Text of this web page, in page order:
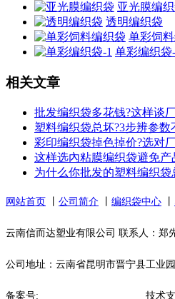
亚光膜编
透明编织袋
单彩饲
单彩编织袋
相关文章
批发编织袋多花钱?这样谈
塑料编织袋总坏?3步辨参数
彩印编织袋掉色掉价?选对
这样选內粘膜编织袋避免产
为什么你批发的塑料编织
网站首页 公司简介 编织袋中心
云南信而达塑业有限公司 联系人：郑
公司地址：云南省昆明市晋宁县工业
备案号: 技术